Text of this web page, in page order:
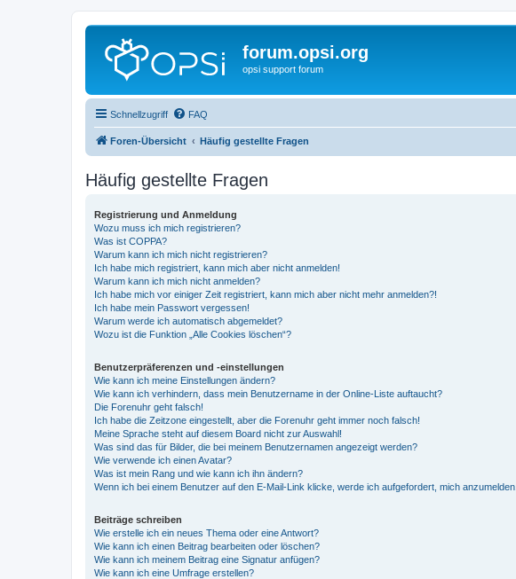
forum.opsi.org
opsi support forum
Schnellzugriff FAQ
Foren-Übersicht Häufig gestellte Fragen
Häufig gestellte Fragen
Registrierung und Anmeldung
Wozu muss ich mich registrieren?
Was ist COPPA?
Warum kann ich mich nicht registrieren?
Ich habe mich registriert, kann mich aber nicht anmelden!
Warum kann ich mich nicht anmelden?
Ich habe mich vor einiger Zeit registriert, kann mich aber nicht mehr anmelden?!
Ich habe mein Passwort vergessen!
Warum werde ich automatisch abgemeldet?
Wozu ist die Funktion „Alle Cookies löschen“?
Benutzerpräferenzen und -einstellungen
Wie kann ich meine Einstellungen ändern?
Wie kann ich verhindern, dass mein Benutzername in der Online-Liste auftaucht?
Die Forenuhr geht falsch!
Ich habe die Zeitzone eingestellt, aber die Forenuhr geht immer noch falsch!
Meine Sprache steht auf diesem Board nicht zur Auswahl!
Was sind das für Bilder, die bei meinem Benutzernamen angezeigt werden?
Wie verwende ich einen Avatar?
Was ist mein Rang und wie kann ich ihn ändern?
Wenn ich bei einem Benutzer auf den E-Mail-Link klicke, werde ich aufgefordert, mich anzumelden.
Beiträge schreiben
Wie erstelle ich ein neues Thema oder eine Antwort?
Wie kann ich einen Beitrag bearbeiten oder löschen?
Wie kann ich meinem Beitrag eine Signatur anfügen?
Wie kann ich eine Umfrage erstellen?